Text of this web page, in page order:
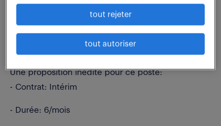
complète des dossiers de sinistres
- Collaborer avec les experts pour déterminer les
responsabilités et organiser les réparations
Une proposition inédite pour ce poste:
- Contrat: Intérim
- Durée: 6/mois
tout rejeter
tout autoriser